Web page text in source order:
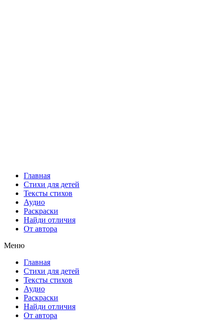
Главная
Стихи для детей
Тексты стихов
Аудио
Раскраски
Найди отличия
От автора
Меню
Главная
Стихи для детей
Тексты стихов
Аудио
Раскраски
Найди отличия
От автора